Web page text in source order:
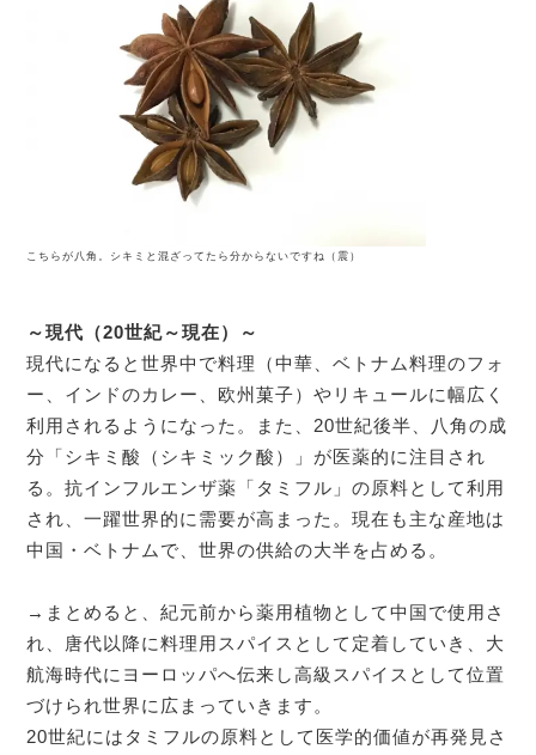
こちらが八角。シキミと混ざってたら分からないですね（震）
～現代（20世紀～現在）～
現代になると世界中で料理（中華、ベトナム料理のフォ
ー、インドのカレー、欧州菓子）やリキュールに幅広く
利用されるようになった。また、20世紀後半、八角の成
分「シキミ酸（シキミック酸）」が医薬的に注目され
る。抗インフルエンザ薬「タミフル」の原料として利用
され、一躍世界的に需要が高まった。現在も主な産地は
中国・ベトナムで、世界の供給の大半を占める。
→まとめると、紀元前から薬用植物として中国で使用さ
れ、唐代以降に料理用スパイスとして定着していき、大
航海時代にヨーロッパへ伝来し高級スパイスとして位置
づけられ世界に広まっていきます。
20世紀にはタミフルの原料として医学的価値が再発見さ